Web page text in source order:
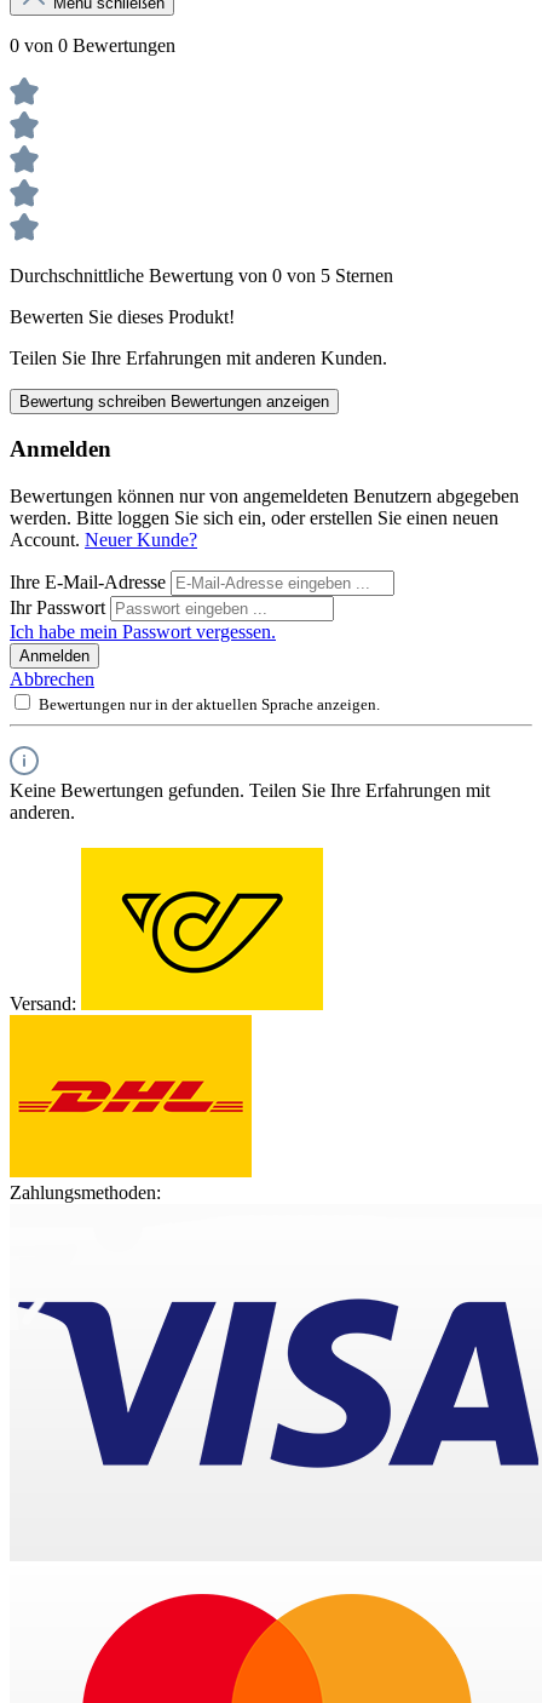
0 von 0 Bewertungen
Durchschnittliche Bewertung von 0 von 5 Sternen
Bewerten Sie dieses Produkt!
Teilen Sie Ihre Erfahrungen mit anderen Kunden.
Bewertung schreiben Bewertungen anzeigen
Anmelden
Bewertungen können nur von angemeldeten Benutzern abgegeben
werden. Bitte loggen Sie sich ein, oder erstellen Sie einen neuen
Account. Neuer Kunde?
Ihre E-Mail-Adresse
Ihr Passwort
Ich habe mein Passwort vergessen.
Anmelden
Abbrechen
Bewertungen nur in der aktuellen Sprache anzeigen.
Keine Bewertungen gefunden. Teilen Sie Ihre Erfahrungen mit
anderen.
Versand:
Zahlungsmethoden: